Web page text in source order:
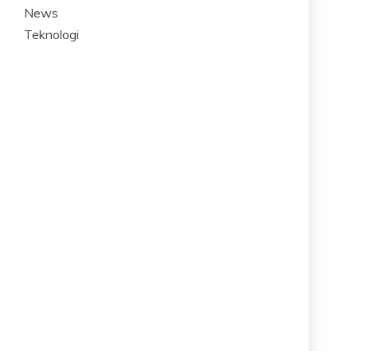
News
Teknologi